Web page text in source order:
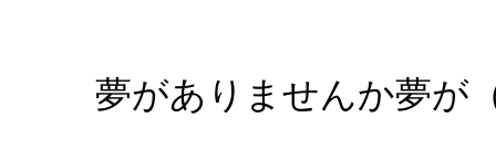
夢がありませんか夢が